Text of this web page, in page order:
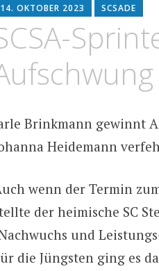
14. OKTOBER 2023 SCSADE
Brinkmann gewinnt
Heidemann
wenn der Termin
der heimische SC
und
die Jüngsten ging es